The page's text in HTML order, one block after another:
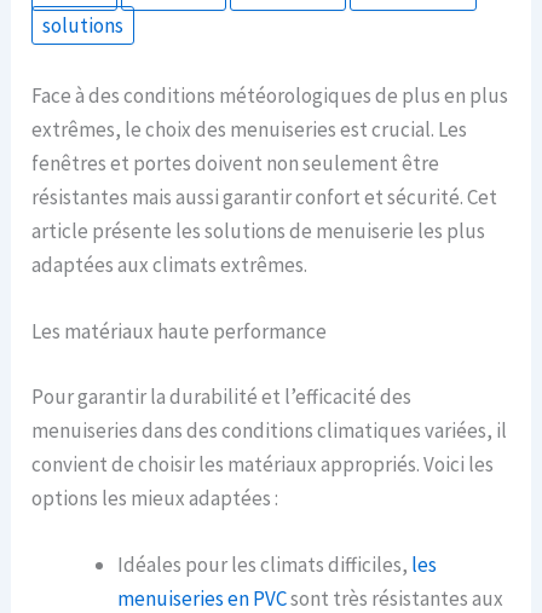
solutions
Face à des conditions météorologiques de plus en plus
extrêmes, le choix des menuiseries est crucial. Les
fenêtres et portes doivent non seulement être
résistantes mais aussi garantir confort et sécurité. Cet
article présente les solutions de menuiserie les plus
adaptées aux climats extrêmes.
Les matériaux haute performance
Pour garantir la durabilité et l’efficacité des
menuiseries dans des conditions climatiques variées, il
convient de choisir les matériaux appropriés. Voici les
options les mieux adaptées :
Idéales pour les climats difficiles, les
menuiseries en PVCsont très résistantes aux